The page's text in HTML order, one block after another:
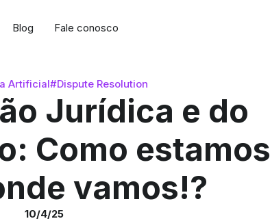
Blog Fale conosco
Artificial#Dispute Resolution
Jurídica e do
Como estamos
vamos!?
10/4/25